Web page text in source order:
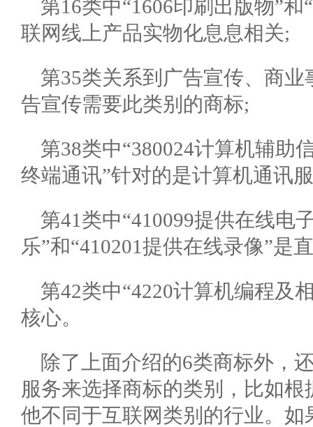
第16类中“1606印刷出版物”
联网线上产品实物化息息相关;
第35类关系到广告宣传、商
告宣传需要此类别的商标;
第38类中“380024计算机辅助
终端通讯”针对的是计算机通讯
第41类中“410099提供在线电
乐”和“410201提供在线录像”是
第42类中“4220计算机编程及
核心。
除了上面介绍的6类商标外，
服务来选择商标的类别，比如
他不同于互联网类别的行业。